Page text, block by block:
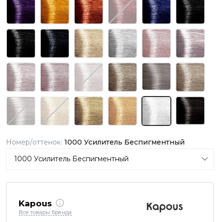
Номер/оттенок: 1000 Усилитель Беспигментный
Kapous
Все товары бренда